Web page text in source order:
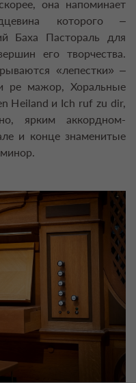
она напоминает
которого –
Баха Пастораль для
его творчества.
«лепестки» –
ре мажор, Хоральные
Heiland и Ich ruf zu dir,
ярким аккордном-
и конце знаменитые